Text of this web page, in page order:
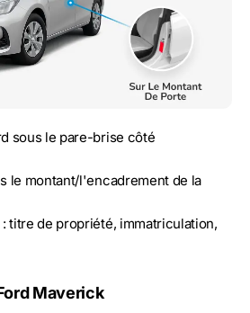
sous le pare-brise côté
le montant/l'encadrement de la
titre de propriété, immatriculation,
Maverick